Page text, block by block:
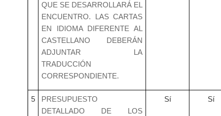
QUE SE DESARROLLARÁ EL
ENCUENTRO. LAS CARTAS
EN IDIOMA DIFERENTE AL
CASTELLANO DEBERÁN
ADJUNTAR LA
TRADUCCIÓN
CORRESPONDIENTE.
5
PRESUPUESTO
DETALLADO DE LOS
Sí Sí